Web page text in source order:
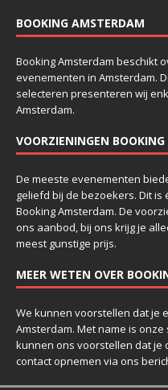
BOOKING AMSTERDAM
Booking Amsterdam beschikt
evenementen in Amsterdam.
selecteren presenteren wij
Amsterdam.
VOORZIENINGEN
De meeste evenementen
geliefd bij de bezoekers. Dit
Booking Amsterdam. De
ons aanbod, bij ons krijg je
meest gunstige prijs.
MEER WETEN OVER
We kunnen voorstellen dat je
Amsterdam. Met name is
kunnen ons voorstellen dat je
contact opnemen via ons